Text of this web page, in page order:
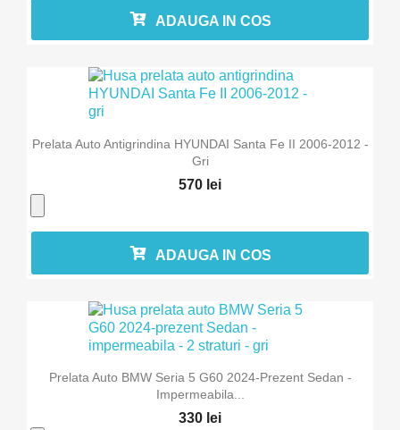
ADAUGA IN COS
Prelata Auto Antigrindina HYUNDAI Santa Fe II 2006-2012 -
Gri
570 lei
ADAUGA IN COS
Prelata Auto BMW Seria 5 G60 2024-Prezent Sedan -
Impermeabila...
330 lei